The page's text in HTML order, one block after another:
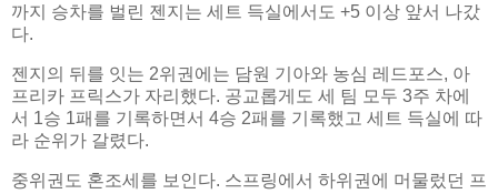
까지 승차를 벌린 젠지는 세트 득실에서도 +5 이상 앞서 나갔
다.
젠지의 뒤를 잇는 2위권에는 담원 기아와 농심 레드포스, 아
프리카 프릭스가 자리했다. 공교롭게도 세 팀 모두 3주 차에
서 1승 1패를 기록하면서 4승 2패를 기록했고 세트 득실에 따
라 순위가 갈렸다.
중위권도 혼조세를 보인다. 스프링에서 하위권에 머물렀던 프